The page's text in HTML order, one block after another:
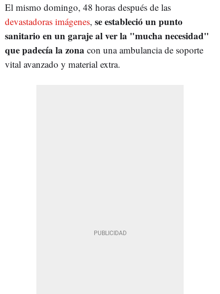
El mismo domingo, 48 horas después de las
devastadoras imágenes, se estableció un punto
sanitario en un garaje al ver la "mucha necesidad"
que padecía la zona con una ambulancia de soporte
vital avanzado y material extra.